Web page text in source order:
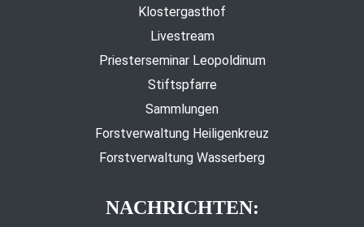
Klostergasthof
Livestream
Priesterseminar Leopoldinum
Stiftspfarre
Sammlungen
Forstverwaltung Heiligenkreuz
Forstverwaltung Wasserberg
NACHRICHTEN: